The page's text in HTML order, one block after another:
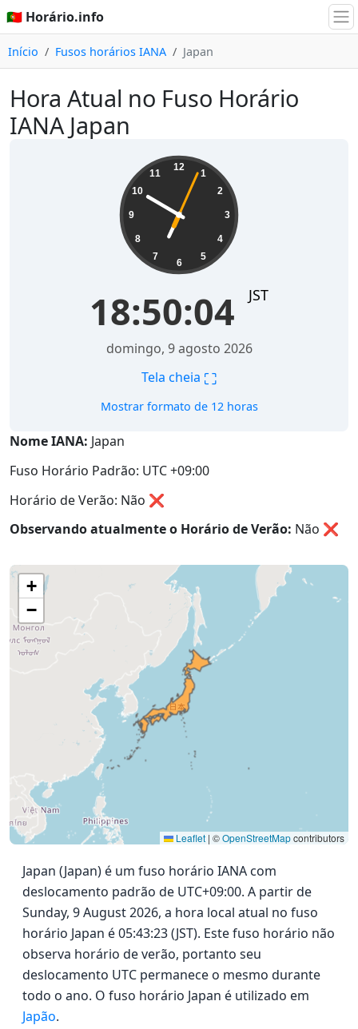
🇵🇹 Horário.info
Início Fusos horários IANA Japan
Hora Atual no Fuso Horário
IANA Japan
12
1
2
3
4
5
6
7
8
9
10
11
18:50:04 JST
domingo, 9 agosto 2026
Tela cheia ⛶
Mostrar formato de 12 horas
Nome IANA: Japan
Fuso Horário Padrão: UTC +09:00
Horário de Verão: Não ❌
Observando atualmente o Horário de Verão: Não ❌
+
−
Leaflet | ©OpenStreetMapcontributors
Japan (Japan) é um fuso horário IANA com
deslocamento padrão de UTC+09:00. A partir de
Sunday, 9 August 2026, a hora local atual no fuso
horário Japan é 05:43:23 (JST). Este fuso horário não
observa horário de verão, portanto seu
deslocamento UTC permanece o mesmo durante
todo o ano. O fuso horário Japan é utilizado em
Japão.